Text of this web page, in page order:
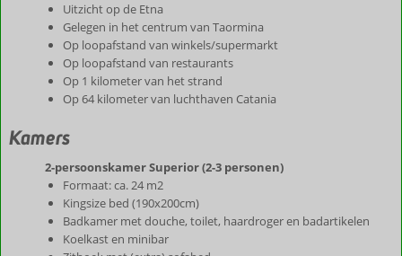
Uitzicht op de Etna
Gelegen in het centrum van Taormina
Op loopafstand van winkels/supermarkt
Op loopafstand van restaurants
Op 1 kilometer van het strand
Op 64 kilometer van luchthaven Catania
Kamers
2-persoonskamer Superior (2-3 personen)
Formaat: ca. 24 m2
Kingsize bed (190x200cm)
Badkamer met douche, toilet, haardroger en badartikelen
Koelkast en minibar